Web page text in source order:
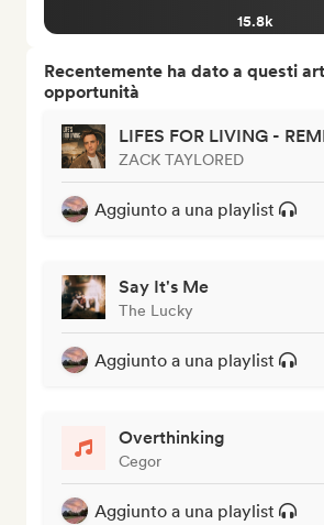
15.8k
Recentemente ha dato a questi
opportunità
LIFES FOR LIVING -
ZACK TAYLORED
Aggiunto a una playlist
Say It's Me
The Lucky
Aggiunto a una playlist
Overthinking
Cegor
Aggiunto a una playlist